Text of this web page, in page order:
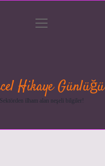
menüyü
Hikaye Günlüğü
Sektörden ilham alan neşeli bilgiler!